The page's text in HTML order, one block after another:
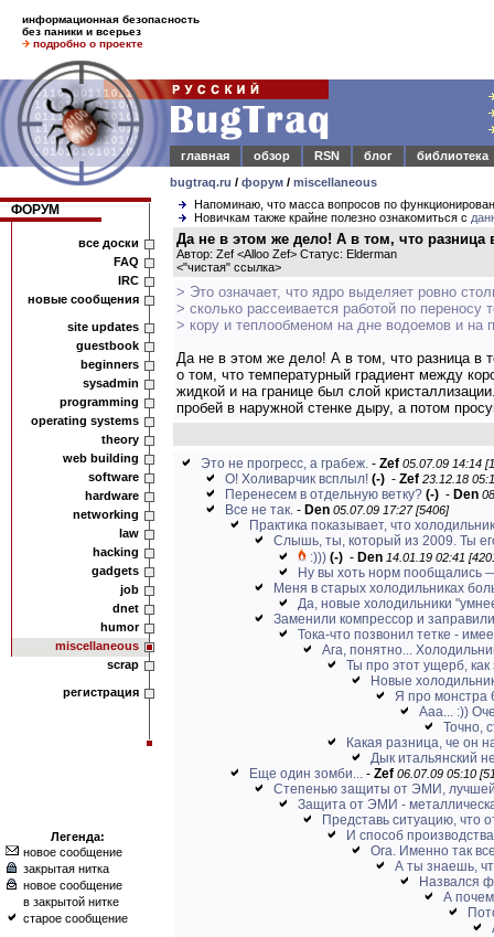
информационная безопасность
без паники и всерьез
подробно о проекте
главная обзор RSN блог
библиотека
bugtraq.ru / форум / miscellaneous
ФОРУМ
все доски
FAQ
IRC
новые сообщения
site updates
guestbook
beginners
sysadmin
programming
operating systems
theory
web building
software
hardware
networking
law
hacking
gadgets
job
dnet
humor
miscellaneous
scrap
регистрация
Легенда:
новое сообщение
закрытая нитка
новое сообщение
в закрытой нитке
старое сообщение
Напоминаю, что масса вопросов по
Новичкам также крайне полезно ознакомиться с
Да не в этом же дело! А в том, что разница
Автор: Zef <Alloo Zef> Статус: Elderman
<"чистая" ссылка>
> Это означает, что ядро выделяет ровно
> сколько рассеивается работой по переносу
> кору и теплообменом на дне водоемов и на
Да не в этом же дело! А в том, что разница в
о том, что температурный градиент между
жидкой и на границе был слой
пробей в наружной стенке дыру, а потом
Это не прогресс, а грабеж. - Zef 05.07.09 14:14
О! Холиварчик всплыл! (-) - Zef 23.12.18
Перенесем в отдельную ветку? (-) - Den
Все не так. - Den 05.07.09 17:27 [5406]
Практика показывает, что
Слышь, ты, который из 2009. Ты
:))) (-) - Den 14.01.19 02:41
Ну вы хоть норм пообщались
Меня в старых холодильниках
Да, новые холодильники
Заменили компрессор и
Тока-что позвонил тетке -
Ага, понятно...
Ты про этот ущерб,
Новые
Я про монстра
Ааа... :))
Точно,
Какая разница, че он
Дык итальянский
Еще один зомби... - Zef 06.07.09 05:10
Степенью защиты от ЭМИ, лучшей
Защита от ЭМИ -
Представь ситуацию, что
И способ
Ога. Именно так
А ты знаешь,
Назвался
А